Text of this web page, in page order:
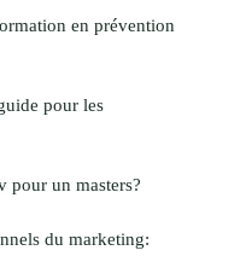
en prévention
pour les
pour un masters?
du marketing: